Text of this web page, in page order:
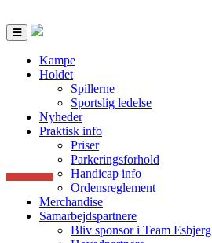
Toggle
navigation
Kampe
Holdet
Spillerne
Sportslig ledelse
Nyheder
Praktisk info
Priser
Parkeringsforhold
Handicap info
Ordensreglement
Merchandise
Samarbejdspartnere
Bliv sponsor i Team Esbjerg